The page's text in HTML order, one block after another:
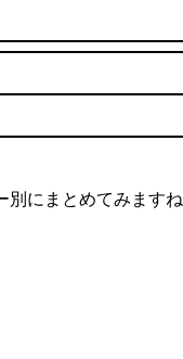
別にまとめてみますね